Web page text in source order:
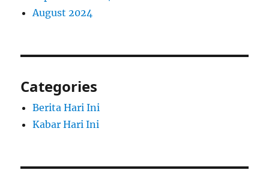
August 2024
Categories
Berita Hari Ini
Kabar Hari Ini